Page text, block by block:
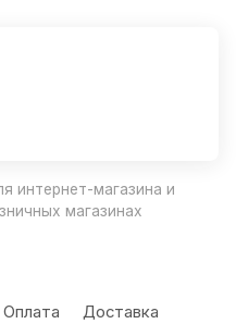
интернет-магазина и
магазинах
Оплата Доставка